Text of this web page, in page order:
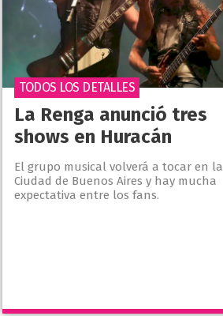
La Renga anunció tres
shows en Huracán
El grupo musical volverá a tocar en la
Ciudad de Buenos Aires y hay mucha
expectativa entre los fans.
TODOS LOS DETALLES